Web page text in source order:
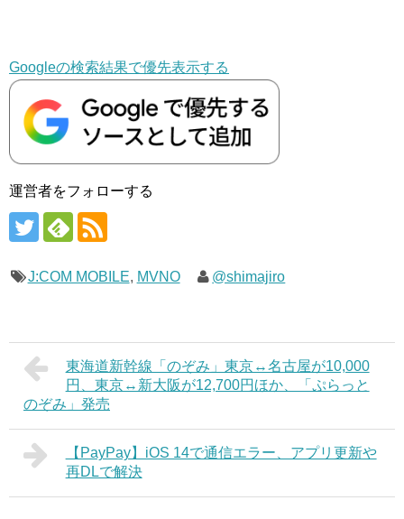
Googleの検索結果で優先表示する
運営者をフォローする
J:COM MOBILE, MVNO @shimajiro
東海道新幹線「のぞみ」東京↔名古屋が10,000
円、東京↔新大阪が12,700円ほか、「ぷらっと
のぞみ」発売
【PayPay】iOS 14で通信エラー、アプリ更新や
再DLで解決